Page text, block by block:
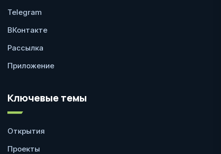
Telegram
ВКонтакте
Рассылка
Приложение
Ключевые темы
Открытия
Проекты